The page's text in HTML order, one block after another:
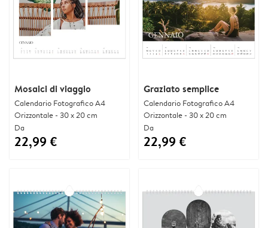
Mosaici di viaggio
Calendario Fotografico A4
Orizzontale - 30 x 20 cm
Da
22,99 €
Graziato semplice
Calendario Fotografico A4
Orizzontale - 30 x 20 cm
Da
22,99 €